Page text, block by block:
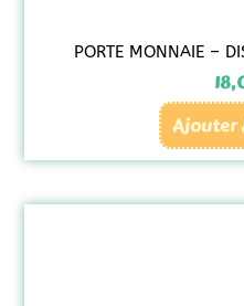
PORTE MONNAIE –
Ajouter